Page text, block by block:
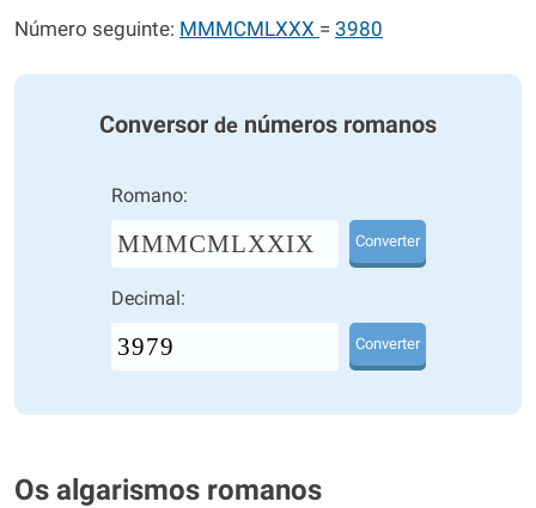
Número seguinte: MMMCMLXXX = 3980
Conversor de números romanos
Romano:
MMMCMLXXIX Converter
Decimal:
Converter
Os algarismos romanos